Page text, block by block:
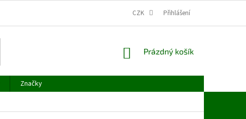
CZK Přihlášení
NÁKUPNÍ
Prázdný košík
Značky